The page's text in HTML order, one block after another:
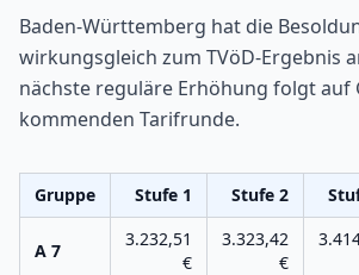
Baden-Württemberg hat die
wirkungsgleich zum TVöD-Ergebnis
nächste reguläre Erhöhung folgt auf
kommenden Tarifrunde.
Gruppe Stufe 1 Stufe 2
A 7
3.232,51
€
3.323,42
€